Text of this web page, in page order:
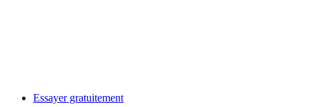
Essayer gratuitement